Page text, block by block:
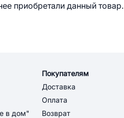
приобретали данный товар.
в дом"
Покупателям
Доставка
Оплата
Возврат